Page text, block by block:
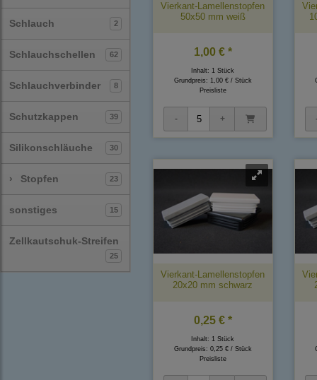
Schlauch 2
Schlauchschellen 62
Schlauchverbinder 8
Schutzkappen 39
Silikonschläuche 30
› Stopfen 23
sonstiges 15
Zellkautschuk-Streifen
25
Vierkant-Lamellenstopfen
50x50 mm weiß
1,00 € *
Inhalt: 1 Stück
Grundpreis: 1,00 € / Stück
Preisliste
Vierkant-Lamellenstopfen
20x20 mm schwarz
0,25 € *
Inhalt: 1 Stück
Grundpreis: 0,25 € / Stück
Preisliste